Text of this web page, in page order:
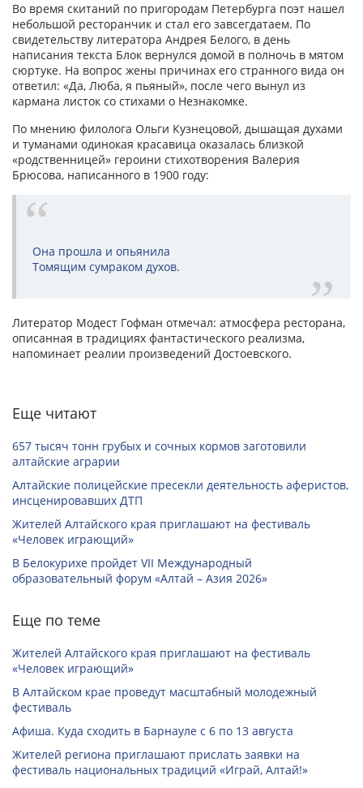
Во время скитаний по пригородам Петербурга поэт нашел
небольшой ресторанчик и стал его завсегдатаем. По
свидетельству литератора Андрея Белого, в день
написания текста Блок вернулся домой в полночь в мятом
сюртуке. На вопрос жены причинах его странного вида он
ответил: «Да, Люба, я пьяный», после чего вынул из
кармана листок со стихами о Незнакомке.
По мнению филолога Ольги Кузнецовой, дышащая духами
и туманами одинокая красавица оказалась близкой
«родственницей» героини стихотворения Валерия
Брюсова, написанного в 1900 году:
Она прошла и опьянила
Томящим сумраком духов.
Литератор Модест Гофман отмечал: атмосфера ресторана,
описанная в традициях фантастического реализма,
напоминает реалии произведений Достоевского.
Еще читают
657 тысяч тонн грубых и сочных кормов заготовили
алтайские аграрии
Алтайские полицейские пресекли деятельность аферистов,
инсценировавших ДТП
Жителей Алтайского края приглашают на фестиваль
«Человек играющий»
В Белокурихе пройдет VII Международный
образовательный форум «Алтай – Азия 2026»
Еще по теме
Жителей Алтайского края приглашают на фестиваль
«Человек играющий»
В Алтайском крае проведут масштабный молодежный
фестиваль
Афиша. Куда сходить в Барнауле с 6 по 13 августа
Жителей региона приглашают прислать заявки на
фестиваль национальных традиций «Играй, Алтай!»